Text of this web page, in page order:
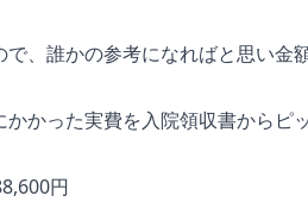
、誰かの参考になればと思い金
かった実費を入院領収書からピ
円